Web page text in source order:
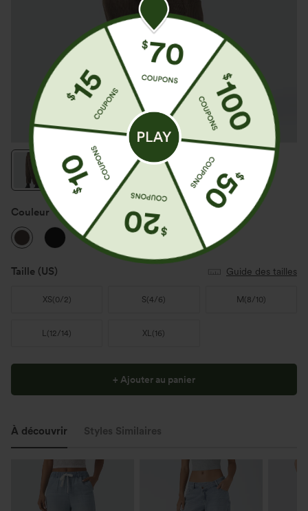
Couleur Demitasse
Taille (US) Guide des tailles
XS(0/2) S(4/6) M (8/10)
L(12/14) XL(16)
+ Ajouter au panier
À découvrir Styles Similaires